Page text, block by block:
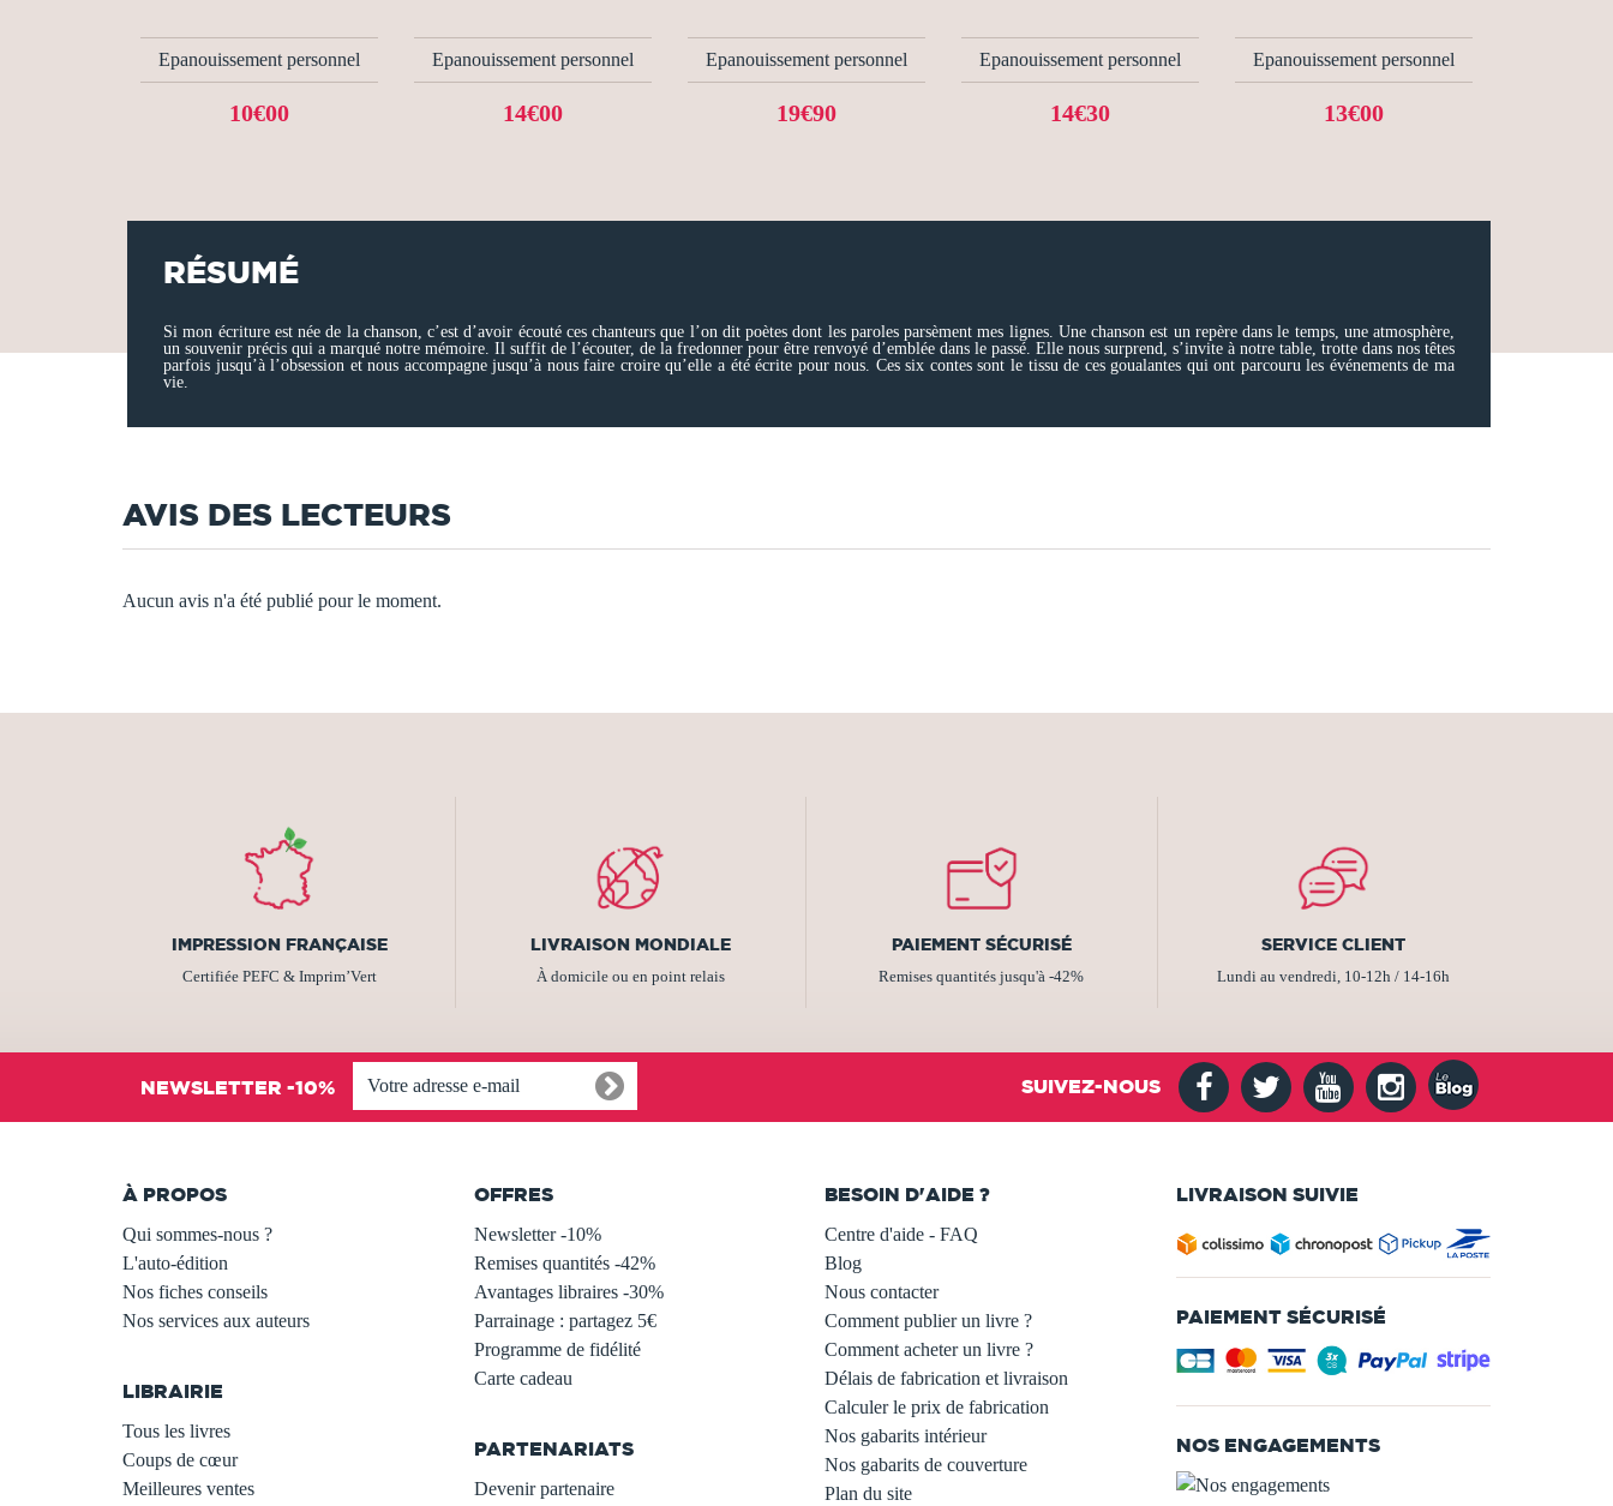
Epanouissement personnel
10€00
Epanouissement personnel
14€00
Epanouissement personnel
19€90
Epanouissement personnel
14€30
Epanouissement personnel
13€00
RÉSUMÉ
Si mon écriture est née de la chanson, c’est d’avoir écouté ces chanteurs que l’on dit poètes dont les paroles parsèment mes lignes. Une chanson est un repère dans le temps, une atmosphère,
un souvenir précis qui a marqué notre mémoire. Il suffit de l’écouter, de la fredonner pour être renvoyé d’emblée dans le passé. Elle nous surprend, s’invite à notre table, trotte dans nos têtes
parfois jusqu’à l’obsession et nous accompagne jusqu’à nous faire croire qu’elle a été écrite pour nous. Ces six contes sont le tissu de ces goualantes qui ont parcouru les événements de ma
vie.
AVIS DES LECTEURS
Aucun avis n'a été publié pour le moment.
IMPRESSION FRANÇAISE
Certifiée PEFC & Imprim’Vert
LIVRAISON MONDIALE
À domicile ou en point relais
PAIEMENT SÉCURISÉ
Remises quantités jusqu'à -42%
SERVICE CLIENT
Lundi au vendredi, 10-12h / 14-16h
NEWSLETTER -10% SUIVEZ-NOUS
À PROPOS
Qui sommes-nous ?
L'auto-édition
Nos fiches conseils
Nos services aux auteurs
LIBRAIRIE
Tous les livres
Coups de cœur
Meilleures ventes
OFFRES
Newsletter -10%
Remises quantités -42%
Avantages libraires -30%
Parrainage : partagez 5€
Programme de fidélité
Carte cadeau
PARTENARIATS
Devenir partenaire
BESOIN D'AIDE ?
Centre d'aide - FAQ
Blog
Nous contacter
Comment publier un livre ?
Comment acheter un livre ?
Délais de fabrication et livraison
Calculer le prix de fabrication
Nos gabarits intérieur
Nos gabarits de couverture
Plan du site
LIVRAISON SUIVIE
PAIEMENT SÉCURISÉ
NOS ENGAGEMENTS